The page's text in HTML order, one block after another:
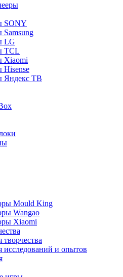
SONY
Samsung
LG
TCL
Xiaomi
Hisense
Яндекс ТВ
Mould King
Wangao
Xiaomi
исследований и опытов